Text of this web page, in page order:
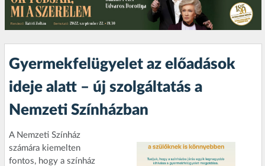
Gyermekfelügyelet az előadások
ideje alatt – új szolgáltatás a
Nemzeti Színházban
A Nemzeti Színház
számára kiemelten
fontos, hogy a színház